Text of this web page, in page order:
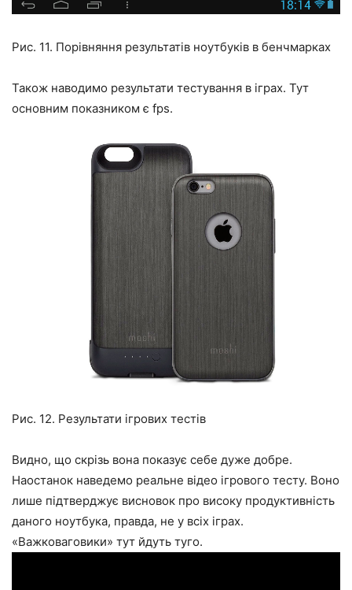
Рис. 11. Порівняння результатів ноутбуків в бенчмарках
Також наводимо результати тестування в іграх. Тут
основним показником є fps.
Рис. 12. Результати ігрових тестів
Видно, що скрізь вона показує себе дуже добре.
Наостанок наведемо реальне відео ігрового тесту. Воно
лише підтверджує висновок про високу продуктивність
даного ноутбука, правда, не у всіх іграх.
«Важковаговики» тут йдуть туго.